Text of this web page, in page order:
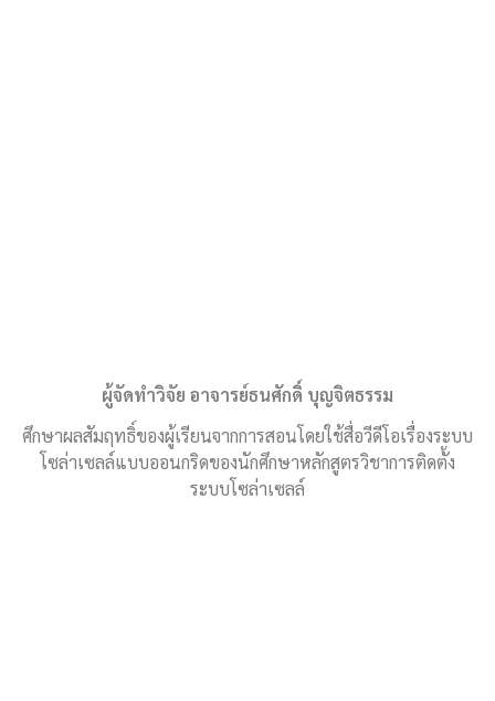
ผู้จัดทำวิจัย อาจารย์ธนศักดิ์ บุญจิตธรรม
ศึกษาผลสัมฤทธิ์ของผู้เรียนจากการสอนโดยใช้สื่อวีดีโอเรื่องระบบ
โซล่าเซลล์แบบออนกริดของนักศึกษาหลักสูตรวิชาการติดตั้ง
ระบบโซล่าเซลล์